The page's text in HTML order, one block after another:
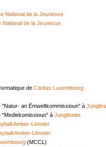
National de la Jeunesse
National de la Jeunesse
de Caritas Luxembourg
an Ëmweltkommissioun" à
à Junglinster
Amber-Lënster
Amber-Lënster
(MCCL)